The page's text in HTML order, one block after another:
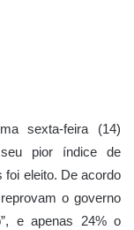
sexta-feira (14)
pior índice de
foi eleito. De acordo
o governo
e apenas 24% o